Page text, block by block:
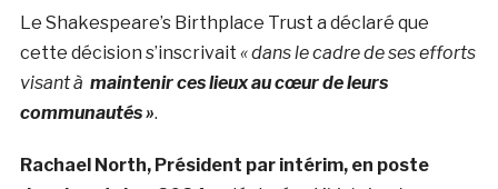
Le Shakespeare’s Birthplace Trust a déclaré que
cette décision s’inscrivait « dans le cadre de ses efforts
visant à maintenir ces lieux au cœur de leurs
communautés ».
Rachael North, Président par intérim, en poste